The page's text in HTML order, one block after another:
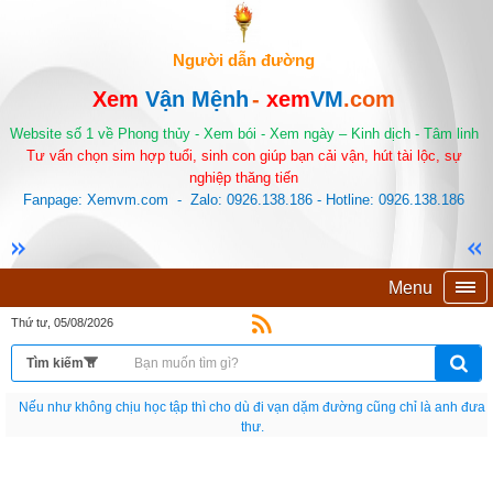
Người dẫn đường
Xem Vận Mệnh- xemVM.com
Website số 1 về Phong thủy - Xem bói - Xem ngày – Kinh dịch - Tâm linh
Tư vấn chọn sim hợp tuổi, sinh con giúp bạn cải vận, hút tài lộc, sự
nghiệp thăng tiến
Fanpage: Xemvm.com - Zalo: 0926.138.186 - Hotline: 0926.138.186
Menu
Thứ tư, 05/08/2026
Nếu như không chịu học tập thì cho dù đi vạn dặm đường cũng chỉ là anh đưa
thư.